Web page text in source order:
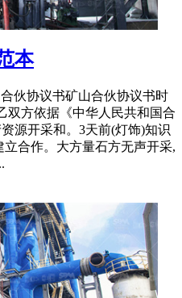
本
伙协议书矿山合伙协议书时
双方依据《中华人民共和国合
源开采和。3天前(灯饰)知识
合作。大方量石方无声开采,